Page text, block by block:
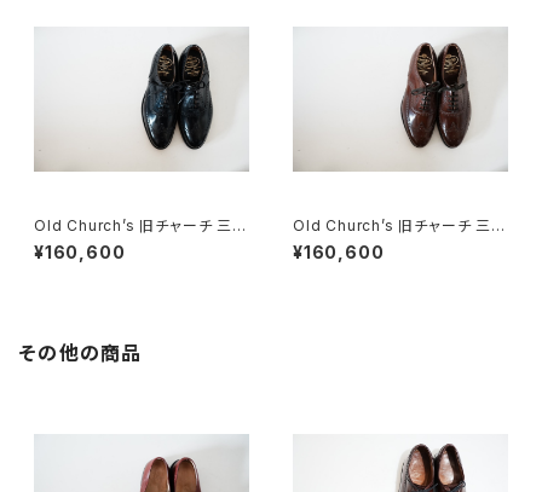
Old Church’s 旧チャーチ 三都
市 HICKSTEAD 65G DEADS
TOCK
¥160,600
Old Church’s 旧チャーチ 三都
市 HICKSTEAD 65G DEADS
TOCK
¥160,600
その他の商品